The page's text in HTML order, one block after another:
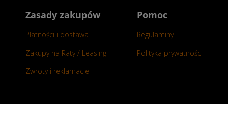
Zasady zakupów
Płatności i dostawa
Zakupy na Raty / Leasing
Zwroty i reklamacje
Pomoc
Regulaminy
Polityka prywatności